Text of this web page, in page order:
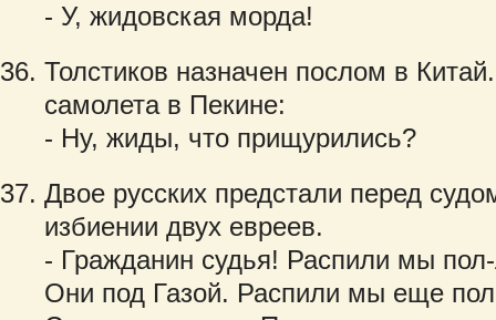
- У, жидовская морда!
Толстиков назначен послом в
самолета в Пекине:
- Ну, жиды, что прищурились?
Двое русских предстали перед
избиении двух евреев.
- Гражданин судья! Распили мы
Они под Газой. Распили мы еще